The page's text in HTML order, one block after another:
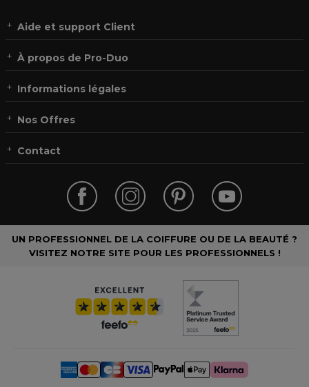
Aide et support Client
À propos de Pro-Duo
Informations légales
Nos Offres
Contact
UN PROFESSIONNEL DE LA COIFFURE OU DE LA BEAUTÉ ?
VISITEZ NOTRE SITE POUR LES PROFESSIONNELS !